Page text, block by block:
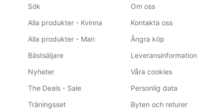
Sök
Alla produkter - Kvinna
Alla produkter - Man
Bästsäljare
Nyheter
The Deals - Sale
Träningsset
Om oss
Kontakta oss
Ångra köp
Leveransinformation
Våra cookies
Personlig data
Byten och returer